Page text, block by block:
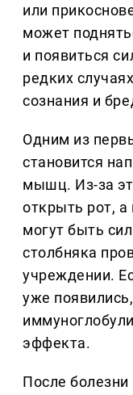
или
может
и появиться
редких
сознания и
Одним из
становится
мышц. Из-за
открыть рот,
могут быть
столбняка
учреждении.
уже
эффекта.
После